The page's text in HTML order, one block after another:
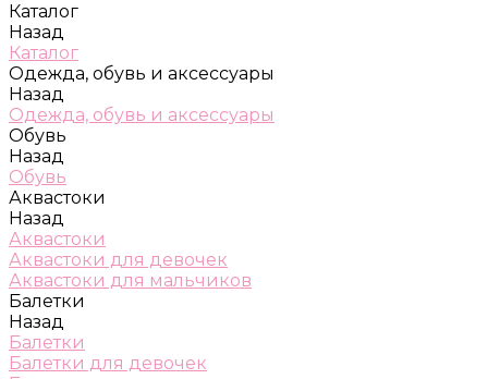
Каталог
Назад
Каталог
Одежда, обувь и аксессуары
Назад
Одежда, обувь и аксессуары
Обувь
Назад
Обувь
Аквастоки
Назад
Аквастоки
Аквастоки для девочек
Аквастоки для мальчиков
Балетки
Назад
Балетки
Балетки для девочек